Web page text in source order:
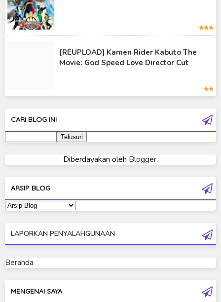
Kamen Rider Vulcan
Kamen Rider W
Kamen Rider Wizard
Ultraman 80
Ultraman Cosmos
Ultraman Dyna
Ultraman Geed
Ultraman Mebius
[REUPLOAD] Kamen Rider Kabuto The
Movie: God Speed Love Director Cut
CARI BLOG INI
Diberdayakan oleh Blogger.
ARSIP BLOG
LAPORKAN PENYALAHGUNAAN
Beranda
MENGENAI SAYA